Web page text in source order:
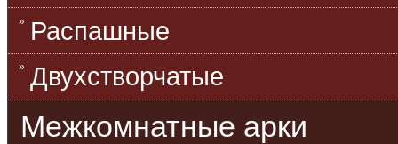
Распашные
Двухстворчатые
Межкомнатные арки